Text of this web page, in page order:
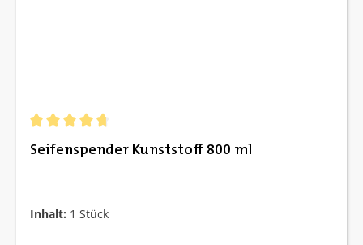
Seifenspender Kunststoff 800 ml
Inhalt: 1 Stück